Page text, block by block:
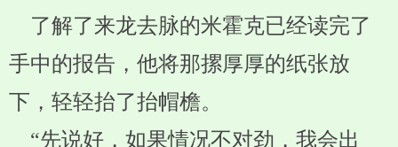
了解了来龙去脉的米霍克已经读完了
手中的报告，他将那摞厚厚的纸张放
下，轻轻抬了抬帽檐。
“先说好，如果情况不对劲，我会出